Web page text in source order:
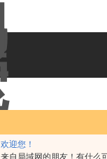
欢迎您！
来自局域网的朋友！有什么